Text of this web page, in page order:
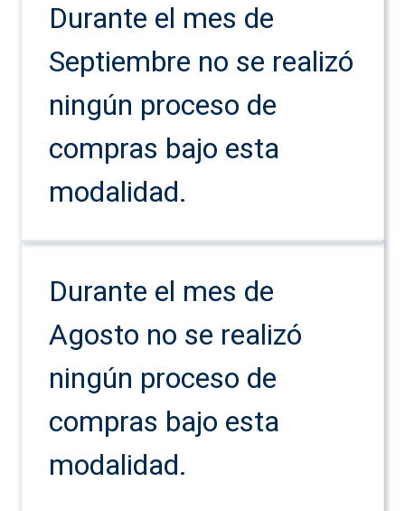
Durante el mes de
Septiembre no se realizó
ningún proceso de
compras bajo esta
modalidad.
Durante el mes de
Agosto no se realizó
ningún proceso de
compras bajo esta
modalidad.